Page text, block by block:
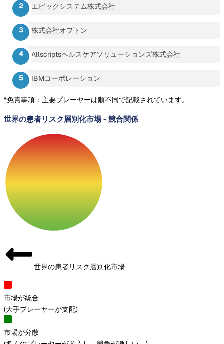
エピックシステム株式会社
株式会社オプトン
Allscriptsヘルスケアソリューションズ株式会社
IBMコーポレーション
*免責事項：主要プレーヤーは順不同で記載されています。
世界の患者リスク層別化市場- 競合関係
世界の患者リスク層別化市場
市場が統合
(大手プレーヤーが支配)
市場が分散